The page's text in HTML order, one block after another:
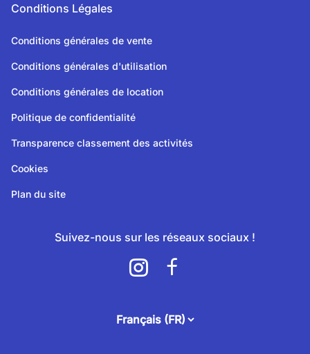
Conditions Légales
Conditions générales de vente
Conditions générales d'utilisation
Conditions générales de location
Politique de confidentialité
Transparence classement des activités
Cookies
Plan du site
Suivez-nous sur les réseaux sociaux !
attendee.footer.language.label